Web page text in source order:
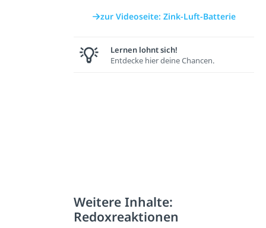
zur Videoseite: Zink-Luft-Batterie
Lernen lohnt sich!
Entdecke hier deine Chancen.
Weitere Inhalte:
Redoxreaktionen